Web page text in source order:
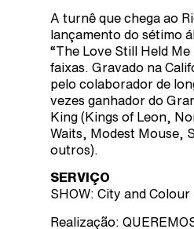
A turnê que chega ao
lançamento do sétimo
“The Love Still Held Me
faixas. Gravado na
pelo colaborador de
vezes ganhador do
King (Kings of Leon,
Waits, Modest Mouse,
outros).
SERVIÇO
SHOW: City and Colour
Realização: